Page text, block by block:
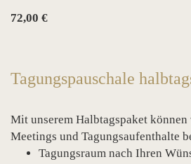
72,00 €
Tagungspauschale
Mit unserem Halbtagspaket
Meetings und Tagungsaufenthalte
Tagungsraum nach Ihren